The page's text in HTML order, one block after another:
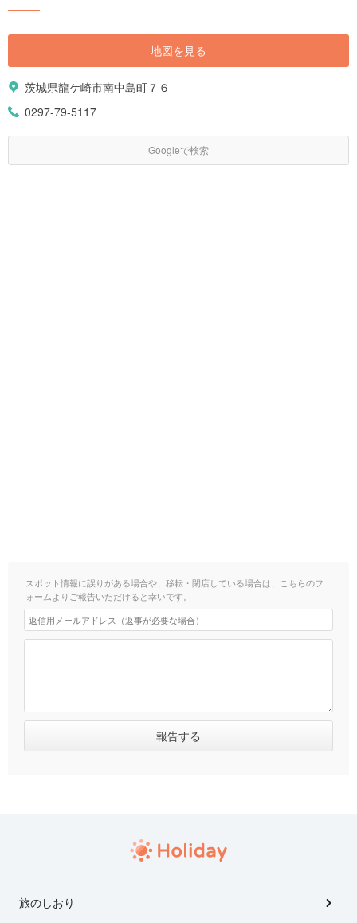
地図を見る
茨城県龍ケ崎市南中島町７６
0297-79-5117
Googleで検索
スポット情報に誤りがある場合や、移転・閉店している場合は、こちらのフ
ォームよりご報告いただけると幸いです。
旅のしおり